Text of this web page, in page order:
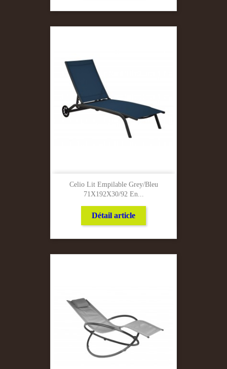
Celio Lit Empilable Grey/Bleu
71X192X30/92 En...
Détail article